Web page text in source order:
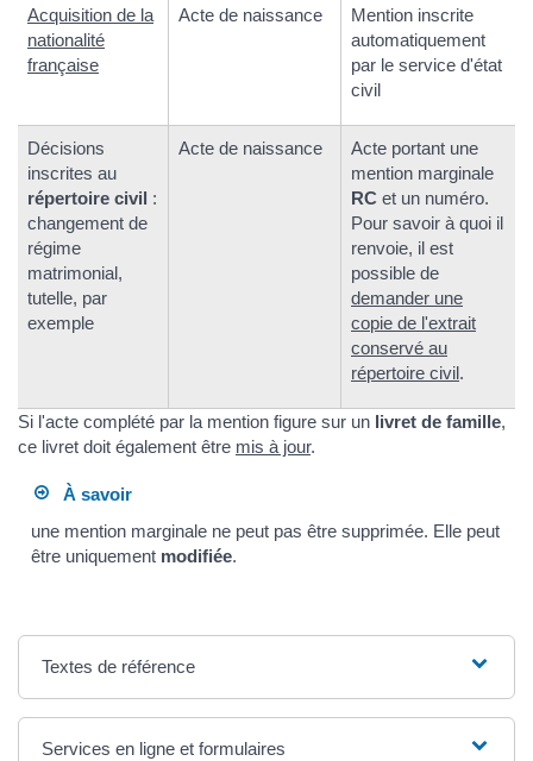
Acquisition de la
nationalité
française
Acte de naissance
Mention inscrite
automatiquement
par le service d'état
civil
Décisions
inscrites au
répertoire civil :
changement de
régime
matrimonial,
tutelle, par
exemple
Acte de naissance
Acte portant une
mention marginale
RC et un numéro.
Pour savoir à quoi il
renvoie, il est
possible de
demander une
copie de l'extrait
conservé au
répertoire civil.
Si l'acte complété par la mention figure sur un livret de famille,
ce livret doit également être mis à jour.
À savoir
une mention marginale ne peut pas être supprimée. Elle peut
être uniquement modifiée.
Textes de référence
Services en ligne et formulaires